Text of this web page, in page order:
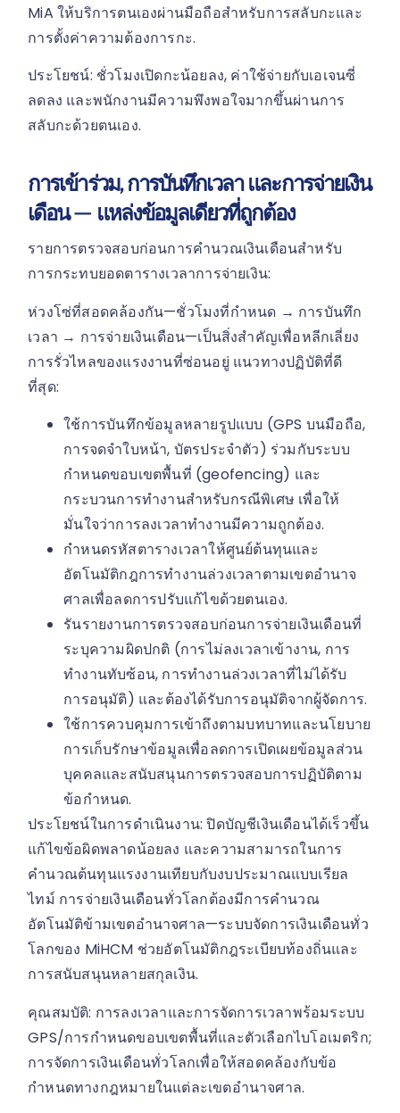
MiA ให้บริการตนเองผ่านมือถือสำหรับการสลับกะและ
การตั้งค่าความต้องการกะ.
ประโยชน์: ชั่วโมงเปิดกะน้อยลง, ค่าใช้จ่ายกับเอเจนซี่
ลดลง และพนักงานมีความพึงพอใจมากขึ้นผ่านการ
สลับกะด้วยตนเอง.
การเข้าร่วม, การบันทึกเวลา และการจ่ายเงิน
เดือน — แหล่งข้อมูลเดียวที่ถูกต้อง
รายการตรวจสอบก่อนการคำนวณเงินเดือนสำหรับ
การกระทบยอดตารางเวลาการจ่ายเงิน:
ห่วงโซ่ที่สอดคล้องกัน—ชั่วโมงที่กำหนด → การบันทึก
เวลา → การจ่ายเงินเดือน—เป็นสิ่งสำคัญเพื่อหลีกเลี่ยง
การรั่วไหลของแรงงานที่ซ่อนอยู่ แนวทางปฏิบัติที่ดี
ที่สุด:
ใช้การบันทึกข้อมูลหลายรูปแบบ (GPS บนมือถือ,
การจดจำใบหน้า, บัตรประจำตัว) ร่วมกับระบบ
กำหนดขอบเขตพื้นที่ (geofencing) และ
กระบวนการทำงานสำหรับกรณีพิเศษ เพื่อให้
มั่นใจว่าการลงเวลาทำงานมีความถูกต้อง.
กำหนดรหัสตารางเวลาให้ศูนย์ต้นทุนและ
อัตโนมัติกฎการทำงานล่วงเวลาตามเขตอำนาจ
ศาลเพื่อลดการปรับแก้ไขด้วยตนเอง.
รันรายงานการตรวจสอบก่อนการจ่ายเงินเดือนที่
ระบุความผิดปกติ (การไม่ลงเวลาเข้างาน, การ
ทำงานทับซ้อน, การทำงานล่วงเวลาที่ไม่ได้รับ
การอนุมัติ) และต้องได้รับการอนุมัติจากผู้จัดการ.
ใช้การควบคุมการเข้าถึงตามบทบาทและนโยบาย
การเก็บรักษาข้อมูลเพื่อลดการเปิดเผยข้อมูลส่วน
บุคคลและสนับสนุนการตรวจสอบการปฏิบัติตาม
ข้อกำหนด.
ประโยชน์ในการดำเนินงาน: ปิดบัญชีเงินเดือนได้เร็วขึ้น
แก้ไขข้อผิดพลาดน้อยลง และความสามารถในการ
คำนวณต้นทุนแรงงานเทียบกับงบประมาณแบบเรียล
ไทม์ การจ่ายเงินเดือนทั่วโลกต้องมีการคำนวณ
อัตโนมัติข้ามเขตอำนาจศาล—ระบบจัดการเงินเดือนทั่ว
โลกของ MiHCM ช่วยอัตโนมัติกฎระเบียบท้องถิ่นและ
การสนับสนุนหลายสกุลเงิน.
คุณสมบัติ: การลงเวลาและการจัดการเวลาพร้อมระบบ
GPS/การกำหนดขอบเขตพื้นที่และตัวเลือกไบโอเมตริก;
การจัดการเงินเดือนทั่วโลกเพื่อให้สอดคล้องกับข้อ
กำหนดทางกฎหมายในแต่ละเขตอำนาจศาล.